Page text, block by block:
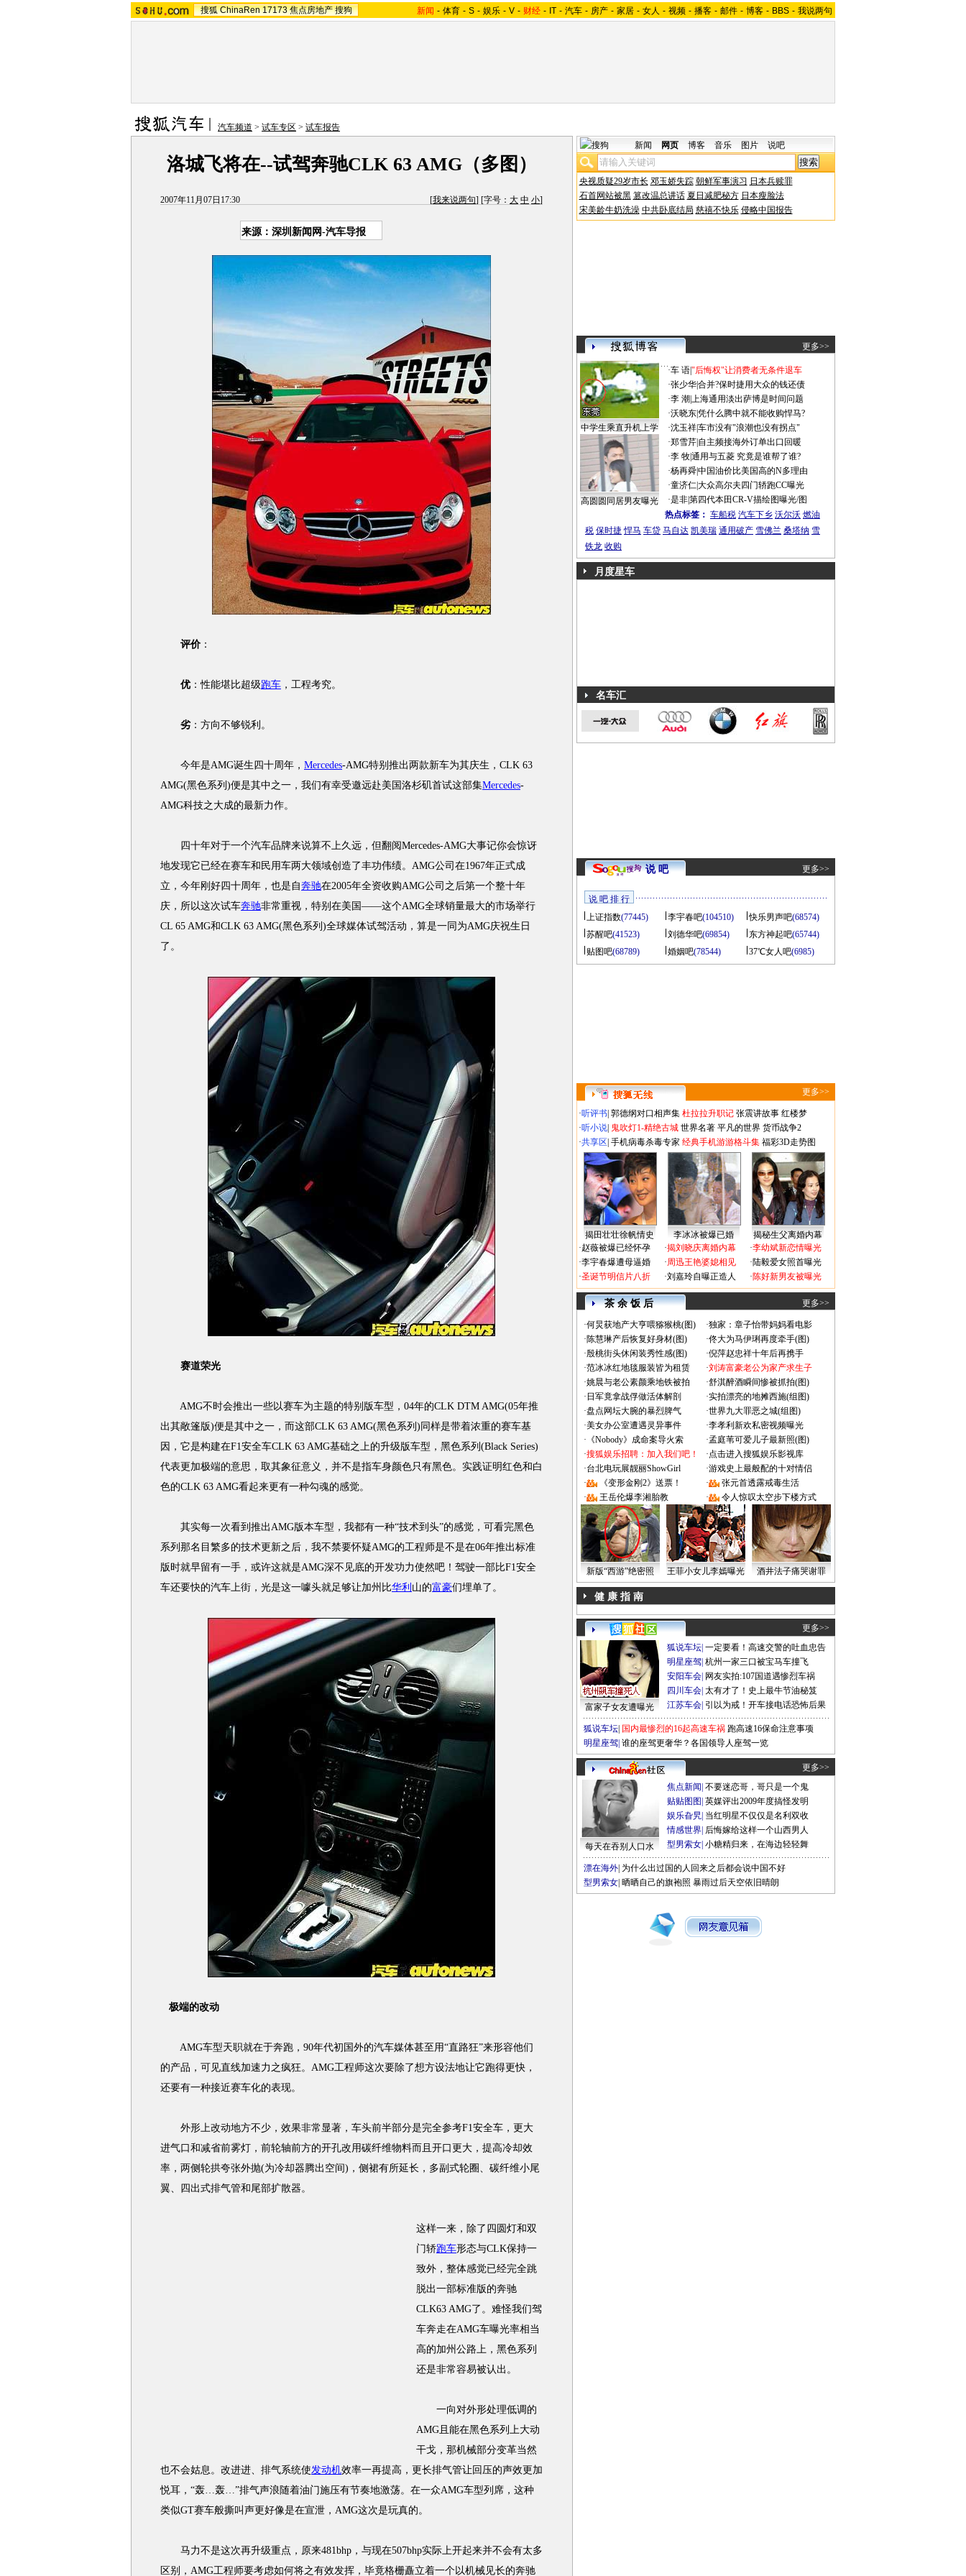
搜狐 ChinaRen 17173 焦点房地产 搜狗 新闻 - 体育 - S - 娱乐 - V - 财经 - IT - 汽车 - 房产 - 家居 - 女人 - 视频 - 播客 - 邮件 - 博客 - BBS - 我说两句
汽车频道 > 试车专区 > 试车报告
洛城飞将在--试驾奔驰CLK 63 AMG（多图）
2007年11月07日17:30 [我来说两句] [字号： 大 中 小]
来源：深圳新闻网-汽车导报
评价 ：
优 ：性能堪比超级跑车 ，工程考究。
劣：方向不够锐利。
今年是AMG诞生四十周年， Mercedes-AMG特别推出两款新车为其庆生，CLK 63
AMG(黑色系列)便是其中之一，我们有幸受邀远赴美国洛杉矶首试这部集Mercedes-
AMG科技之大成的最新力作。
四十年对于一个汽车品牌来说算不上久远，但翻阅Mercedes-AMG大事记你会惊讶
地发现它已经在赛车和民用车两大领域创造了丰功伟绩。AMG公司在1967年正式成
立，今年刚好四十周年，也是自奔驰在2005年全资收购AMG公司之后第一个整十年
庆，所以这次试车奔驰非常重视，特别在美国——这个AMG全球销量最大的市场举行
CL 65 AMG和CLK 63 AMG(黑色系列)全球媒体试驾活动，算是一同为AMG庆祝生日
了。
赛道荣光
AMG不时会推出一些以赛车为主题的特别版车型，04年的CLK DTM AMG(05年推
出其敞篷版)便是其中之一，而这部CLK 63 AMG(黑色系列)同样是带着浓重的赛车基
因，它是构建在F1安全车CLK 63 AMG基础之上的升级版车型，黑色系列(Black Series)
代表更加极端的意思，取其象征意义，并不是指车身颜色只有黑色。实践证明红色和白
色的CLK 63 AMG看起来更有一种勾魂的感觉。
其实每一次看到推出AMG版本车型，我都有一种“技术到头”的感觉，可看完黑色
系列那名目繁多的技术更新之后，我不禁要怀疑AMG的工程师是不是在06年推出标准
版时就早留有一手，或许这就是AMG深不见底的开发功力使然吧！驾驶一部比F1安全
车还要快的汽车上街，光是这一噱头就足够让加州比华利 山的富豪们埋单了。
极端的改动
AMG车型天职就在于奔跑，90年代初国外的汽车媒体甚至用“直路狂”来形容他们
的产品，可见直线加速力之疯狂。AMG工程师这次要除了想方设法地让它跑得更快，
还要有一种接近赛车化的表现。
外形上改动地方不少，效果非常显著，车头前半部分是完全参考F1安全车，更大
进气口和减省前雾灯，前轮轴前方的开孔改用碳纤维物料而且开口更大，提高冷却效
率，两侧轮拱夸张外抛(为冷却器腾出空间)，侧裙有所延长，多副式轮圈、碳纤维小尾
翼、四出式排气管和尾部扩散器。
这样一来，除了四圆灯和双
门轿跑车形态与CLK保持一
致外，整体感觉已经完全跳
脱出一部标准版的奔驰
CLK63 AMG了。难怪我们驾
车奔走在AMG车曝光率相当
高的加州公路上，黑色系列
还是非常容易被认出。
一向对外形处理低调的
AMG且能在黑色系列上大动
干戈，那机械部分变革当然
也不会姑息。改进进、排气系统使发动机效率一再提高，更长排气管让回压的声效更加
悦耳，“轰…轰…”排气声浪随着油门施压有节奏地激荡。在一众AMG车型列席，这种
类似GT赛车般撕叫声更好像是在宣泄，AMG这次是玩真的。
马力不是这次再升级重点，原来481bhp，与现在507bhp实际上开起来并不会有太多
区别，AMG工程师要考虑如何将之有效发挥，毕竟格栅矗立着一个以机械见长的奔驰
新闻 网页 博客 音乐 图片 说吧
央视质疑29岁市长 邓玉娇失踪 朝鲜军事演习 日本兵赎罪
石首网站被黑 篡改温总讲话 夏日减肥秘方 日本瘦脸法
宋美龄牛奶洗澡 中共卧底结局 慈禧不快乐 侵略中国报告
更多>>
中学生乘直升机上学
高圆圆同居男友曝光
·车 语|"后悔权"让消费者无条件退车
·张少华|合并?保时捷用大众的钱还债
·李 潮 上海通用淡出萨博是时间问题
·沃晓东|凭什么腾中就不能收购悍马?
·沈玉祥|车市没有"浪潮也没有拐点"
·郑雪芹| 自主频接海外订单出口回暖
·李 牧|通用与五菱 究竟是谁帮了谁?
·杨再舜|中国油价比美国高的N多理由
·童济仁|大众高尔夫四门轿跑CC曝光
·是非|第四代本田CR-V描绘图曝光/图
热点标签： 车船税 汽车下乡 沃尔沃 燃油
税 保时捷 悍马 车贷 马自达 凯美瑞 通用破产 雪佛兰 桑塔纳 雪
铁龙 收购
月度星车
名车汇
说 吧 更多>>
说 吧 排 行
上证指数(77445) 李宇春吧(104510) 快乐男声吧(68574)
苏醒吧(41523) 刘德华吧(69854) 东方神起吧(65744)
贴图吧(68789) 婚姻吧(78544) 37℃女人吧(6985)
更多>>
·听评书 郭德纲对口相声集 杜拉拉升职记 张震讲故事 红楼梦
·听小说 鬼吹灯1-精绝古城 世界名著 平凡的世界 货币战争2
·共享区 手机病毒杀毒专家 经典手机游游格斗集 福彩3D走势图
揭田壮壮徐帆情史 李冰冰被爆已婚
揭秘生父离婚内幕
·赵薇被爆已经怀孕
·李宇春爆遭母逼婚
·圣诞节明信片八折
·揭刘晓庆离婚内幕
·周迅王艳婆媳相见
·刘嘉玲自曝正造人
·李幼斌新恋情曝光
·陆毅爱女照首曝光
·陈好新男友被曝光
茶 余 饭 后 更多>>
·何炅获地产大亨喂猕猴桃(图) ·独家：章子怡带妈妈看电影
·陈慧琳产后恢复好身材(图) ·佟大为马伊琍再度牵手(图)
·殷桃街头休闲装秀性感(图) ·倪萍赵忠祥十年后再携手
·范冰冰红地毯服装皆为租赁 ·刘涛富豪老公为家产求生子
·姚晨与老公素颜乘地铁被拍 ·舒淇醉酒瞬间惨被抓拍(图)
· 日军竟拿战俘做活体解剖 ·实拍漂亮的地摊西施(组图)
·盘点网坛大腕的暴烈脾气 ·世界九大罪恶之城(组图)
·美女办公室遭遇灵异事件 ·李孝利新欢私密视频曝光
· 《Nobody》成命案导火索 ·孟庭苇可爱儿子最新照(图)
·搜狐娱乐招聘：加入我们吧！ ·点击进入搜狐娱乐影视库
·台北电玩展靓丽ShowGirl ·游戏史上最般配的十对情侣
·
《变形金刚2》送票！ ·
张元首透露戒毒生活
·
王岳伦爆李湘胎教 · 令人惊叹太空步下楼方式
新版“西游”绝密照 王菲小女儿李嫣曝光 酒井法子痛哭谢罪
健 康 指 南
更多>>
富家子女友遭曝光
狐说车坛 一定要看！高速交警的吐血忠告
明星座驾 杭州一家三口被宝马车撞飞
安阳车会 网友实拍:107国道遇惨烈车祸
四川车会 太有才了！史上最牛节油秘笈
江苏车会 引以为戒！开车接电话恐怖后果
狐说车坛 国内最惨烈的16起高速车祸 跑高速16保命注意事项
明星座驾 谁的座驾更奢华？各国领导人座驾一览
更多>>
每天在吞别人口水
焦点新闻 不要迷恋哥，哥只是一个鬼
贴贴图图 英媒评出2009年度搞怪发明
娱乐旮旯 当红明星不仅仅是名利双收
情感世界 后悔嫁给这样一个山西男人
型男索女 小糖精归来，在海边轻轻舞
漂在海外 为什么出过国的人回来之后都会说中国不好
型男索女 晒晒自己的旗袍照 暴雨过后天空依旧晴朗